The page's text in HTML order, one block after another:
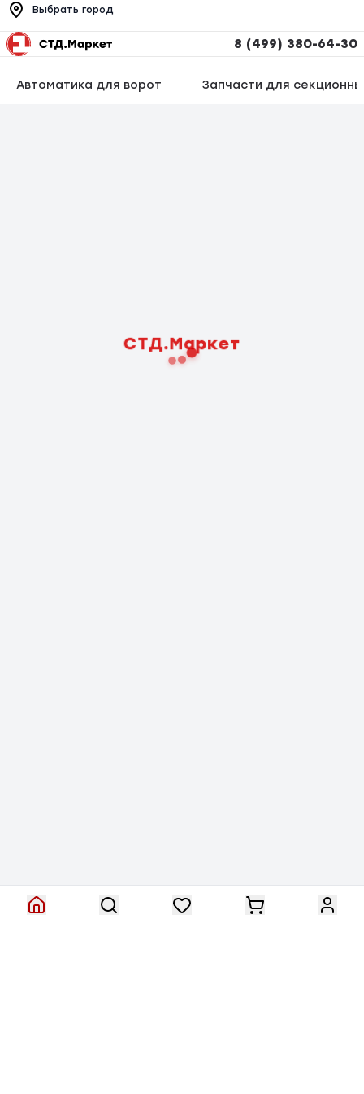
Выбрать город
8 (499) 380-64-30
Автоматика для ворот Запчасти для
СТД.Маркет